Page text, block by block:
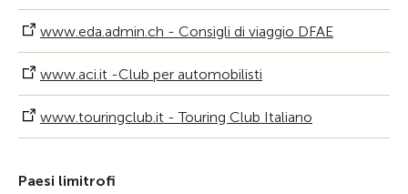
www.eda.admin.ch - Consigli di viaggio DFAE
www.aci.it -Club per automobilisti
www.touringclub.it - Touring Club Italiano
Paesi limitrofi